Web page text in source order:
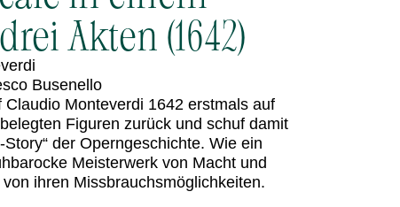
Akten (1642)
Busenello
Monteverdi 1642 erstmals auf
Figuren zurück und schuf damit
der Operngeschichte. Wie ein
Meisterwerk von Macht und
ihren Missbrauchsmöglichkeiten.